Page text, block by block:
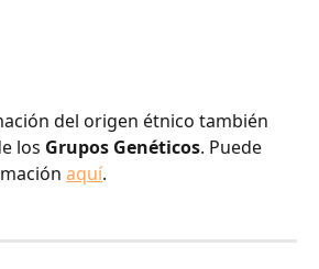
del origen étnico también
los Grupos Genéticos. Puede
aquí.